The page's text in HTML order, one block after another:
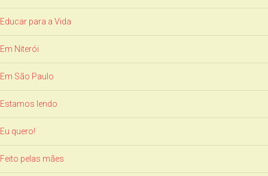
Educar para a Vida
Em Niterói
Em São Paulo
Estamos lendo
Eu quero!
Feito pelas mães